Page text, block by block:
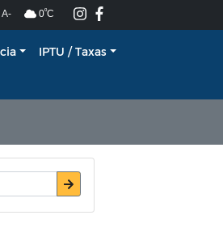
A- 0ºC
IPTU / Taxas